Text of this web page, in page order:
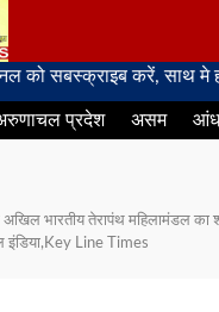
करें, साथ मे हमारे
प्रदेश असम
अखिल भारतीय तेरापंथ महिलामंडल का
इंडिया,Key Line Times